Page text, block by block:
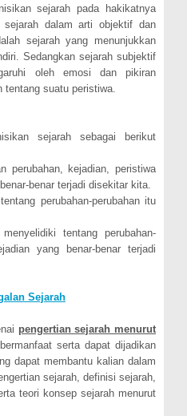
sejarah pada hakikatnya
dalam arti objektif dan
sejarah yang menunjukkan
Sedangkan sejarah subjektif
oleh emosi dan pikiran
tentang suatu peristiwa.
sejarah sebagai berikut
perubahan, kejadian, peristiwa
benar terjadi disekitar kita.
perubahan-perubahan itu
tentang perubahan-
yang benar-benar terjadi
Sejarah
pengertian sejarah menurut
serta dapat dijadikan
dapat membantu kalian dalam
sejarah, definisi sejarah,
teori konsep sejarah menurut